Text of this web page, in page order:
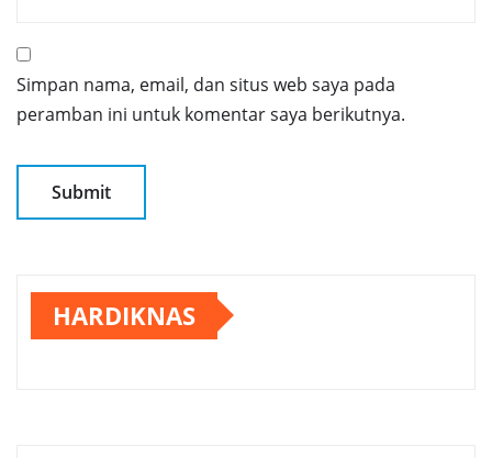
Simpan nama, email, dan situs web saya pada
peramban ini untuk komentar saya berikutnya.
HARDIKNAS